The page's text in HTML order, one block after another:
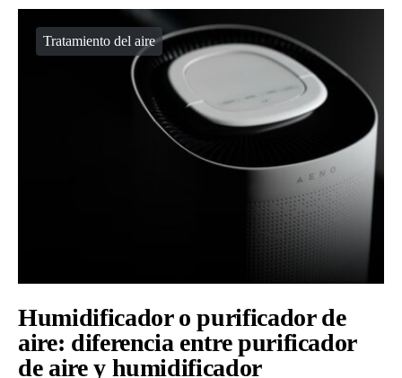
Tratamiento del aire
Humidificador o purificador de
aire: diferencia entre purificador
de aire y humidificador